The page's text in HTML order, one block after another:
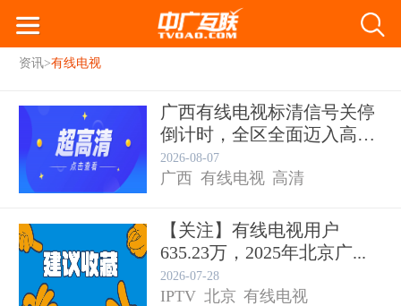
资讯>有线电视
广西有线电视标清信号关停
倒计时，全区全面迈入高清
时代...
2026-08-07
广西 有线电视 高清
【关注】有线电视用户
635.23万，2025年北京广...
2026-07-28
IPTV 北京 有线电视